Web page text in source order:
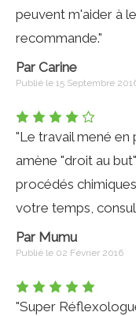
peuvent m'aider à
recommande."
Par Carine
Publié le 15 Septembre
"Le travail mené
amène "droit au
procédés
votre temps,
Par Mumu
Publié le 02 Février 2016
"Super